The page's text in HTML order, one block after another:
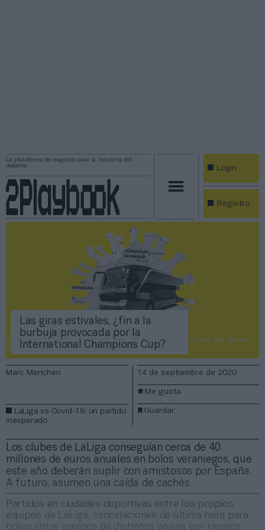
La plataforma de negocios para la industria del
deporte
Login
Registro
Los clubes de LaLiga facturan 40 millones de euros por las giras
estivales.
Las giras estivales, ¿fin a la
burbuja provocada por la
International Champions Cup?
Marc Menchén
LaLiga vs Covid-19: un partido
inesperado
14 de septiembre de 2020
Guardar
Me gusta
Los clubes de LaLiga conseguían cerca de 40
millones de euros anuales en bolos veraniegos, que
este año deberán suplir con amistosos por España.
A futuro, asumen una caída de cachés.
Partidos en ciudades deportivas entre los propios
equipos de LaLiga, cancelaciones de última hora para
bolos entre equipos de distintos países por riesgos